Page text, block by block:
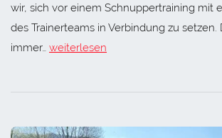
wir, sich vor einem Schnuppertraining mit
des Trainerteams in Verbindung zu setzen.
immer… weiterlesen